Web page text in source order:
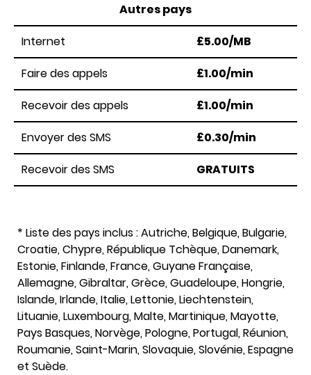
Autres pays
Internet
£5.00/MB
Faire des appels
£1.00/min
Recevoir des appels
£1.00/min
Envoyer des SMS
£0.30/min
Recevoir des SMS
GRATUITS
* Liste des pays inclus : Autriche, Belgique, Bulgarie,
Croatie, Chypre, République Tchèque, Danemark,
Estonie, Finlande, France, Guyane Française,
Allemagne, Gibraltar, Grèce, Guadeloupe, Hongrie,
Islande, Irlande, Italie, Lettonie, Liechtenstein,
Lituanie, Luxembourg, Malte, Martinique, Mayotte,
Pays Basques, Norvège, Pologne, Portugal, Réunion,
Roumanie, Saint-Marin, Slovaquie, Slovénie, Espagne
et Suède.